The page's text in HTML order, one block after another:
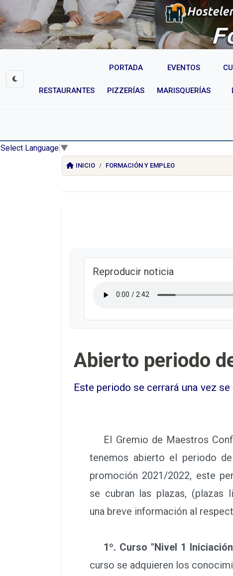
PORTADA EVENTOS
RESTAURANTES PIZZERÍAS MARISQUERÍAS
Select Language ▼
INICIO FORMACIÓN Y EMPLEO
Reproducir noticia
Abierto periodo
Este periodo se cerrará una vez
El Gremio de Maestros
tenemos abierto el periodo
promoción 2021/2022, este
se cubran las plazas, (plazas
una breve información al
1º. Curso "Nivel 1
curso se adquieren los